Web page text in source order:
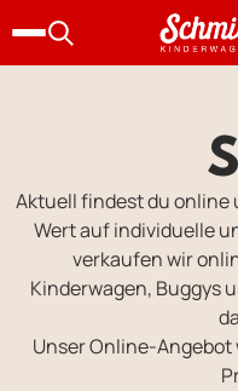
Aktuell findest du online
Wert auf individuelle
verkaufen wir
Kinderwagen, Buggys
Unser Online-